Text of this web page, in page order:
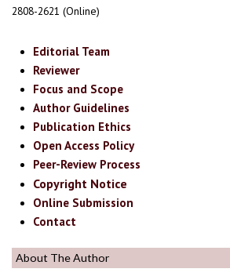
2808-2621 (Online)
Editorial Team
Reviewer
Focus and Scope
Author Guidelines
Publication Ethics
Open Access Policy
Peer-Review Process
Copyright Notice
Online Submission
Contact
About The Author